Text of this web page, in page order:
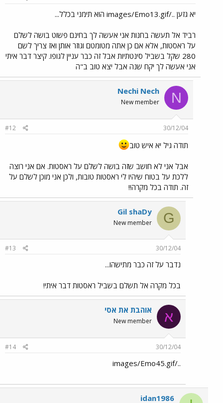
יא גזען ../images/Emo13.gif הוא תימני בכלל...
רביד אל תעשה בחנות אני אעשה לך בחינם פשוט בושה לשלם
על ראסטות, אלא אם כן אתה מטומטם וגוזר אותן ואז צריך לשם
280 שקל בשביל סינטתיות אבל זה כבר עניין לגופו. קיצר דבר איתי
אני אעשה לך יקח שנה אבל יצא טוב ב"ה
N
Nechi Nech
New member
30/12/04
#12
תודה גיל יא איש טוב
אבל אני לא חושב שזה בושה לשלם על ראסטות. אם אני רוצה
ללכת על בטוח שיהיו לי ראסטות טובות, ולכן אני מוכן לשלם על
זה. תודה בכל מקרה!!
G
Gil shaDy
New member
30/12/04
#13
נדבר על זה כבר מתישהו...
בכל מקרה אל תשלם בשביל ראסטות דבר איתי!
א אוהבת את אסי
New member
30/12/04
#14
../images/Emo45.gif
idan1986